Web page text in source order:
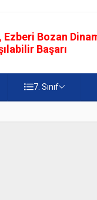
Bozan
Başarı
7. Sınıf